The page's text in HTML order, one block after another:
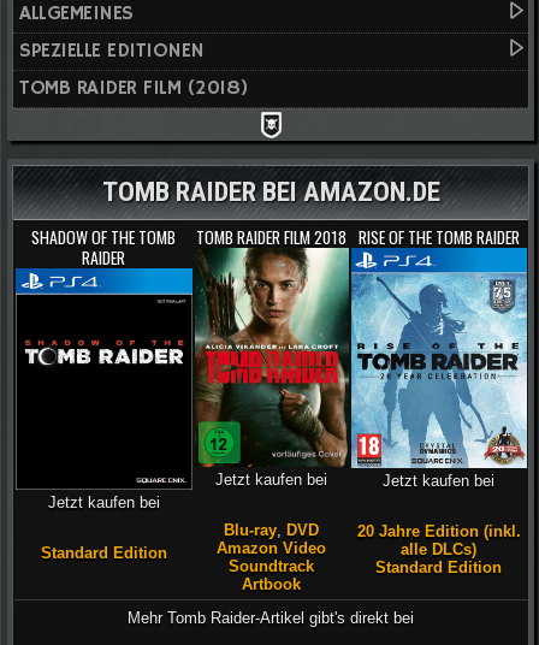
ALLGEMEINES
SPEZIELLE EDITIONEN
TOMB RAIDER FILM (2018)
TOMB RAIDER BEI AMAZON.DE
SHADOW OF THE TOMB
RAIDER
Jetzt kaufen bei
Standard Edition
TOMB RAIDER FILM 2018
Jetzt kaufen bei
Blu-ray DVD
Amazon Video
Soundtrack
Artbook
RISE OF THE TOMB RAIDER
Jetzt kaufen bei
20 Jahre Edition (inkl.
alle DLCs)
Standard Edition
Mehr Tomb Raider-Artikel gibt's direkt bei